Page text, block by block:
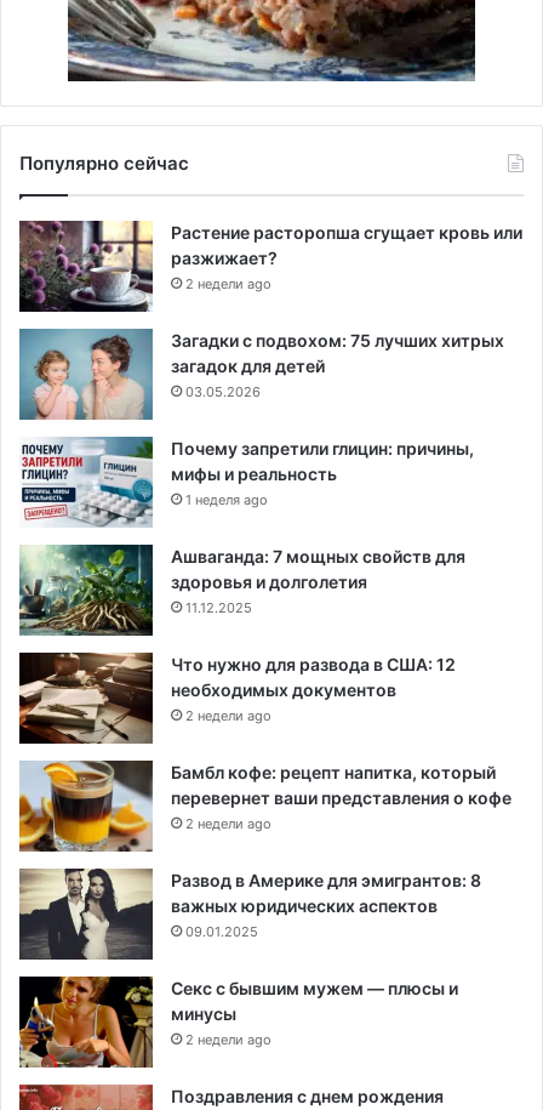
Популярно сейчас
Растение расторопша сгущает кровь или
разжижает?
2 недели ago
Загадки с подвохом: 75 лучших хитрых
загадок для детей
03.05.2026
Почему запретили глицин: причины,
мифы и реальность
1 неделя ago
Ашваганда: 7 мощных свойств для
здоровья и долголетия
11.12.2025
Что нужно для развода в США: 12
необходимых документов
2 недели ago
Бамбл кофе: рецепт напитка, который
перевернет ваши представления о кофе
2 недели ago
Развод в Америке для эмигрантов: 8
важных юридических аспектов
09.01.2025
Секс с бывшим мужем — плюсы и
минусы
2 недели ago
Поздравления с днем рождения